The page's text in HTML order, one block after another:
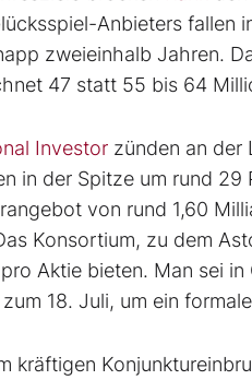
Anbieters fallen
zweieinhalb Jahren.
47 statt 55 bis 64
Investor zünden an der
in der Spitze um rund
von rund 1,60
Konsortium, zu dem
Aktie bieten. Man sei
18. Juli, um ein
kräftigen